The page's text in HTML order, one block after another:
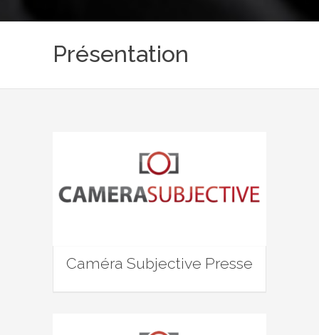
Présentation
Caméra Subjective Presse